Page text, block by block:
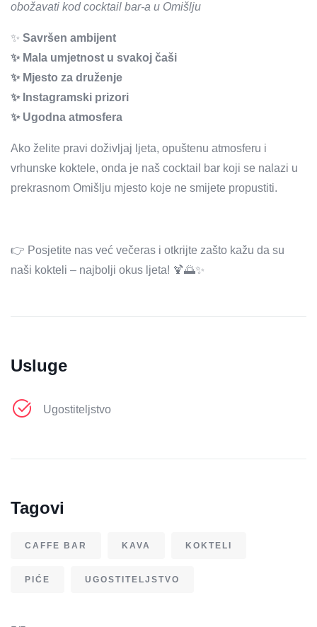
obožavati kod cocktail bar-a u Omišlju
✨ Savršen ambijent
✨ Mala umjetnost u svakoj čaši
✨ Mjesto za druženje
✨ Instagramski prizori
✨ Ugodna atmosfera
Ako želite pravi doživljaj ljeta, opuštenu atmosferu i
vrhunske koktele, onda je naš cocktail bar koji se nalazi u
prekrasnom Omišlju mjesto koje ne smijete propustiti.
👉 Posjetite nas već večeras i otkrijte zašto kažu da su
naši kokteli – najbolji okus ljeta! 🍹🌅✨
Usluge
Ugostiteljstvo
Tagovi
CAFFE BAR KAVA KOKTELI
PIĆE UGOSTITELJSTVO